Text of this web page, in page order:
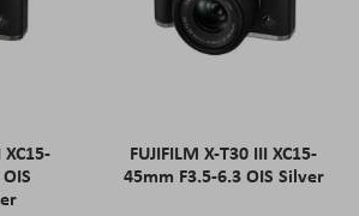
FUJIFILM X-T30 III XC15-
45mm F3.5-6.3 OIS Silver